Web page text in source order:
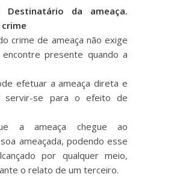
Destinatário da ameaça.
crime de ameaça não exige
presente quando a
efetuar a ameaça direta e
servir-se para o efeito de
a ameaça chegue ao
ameaçada, podendo esse
por qualquer meio,
o relato de um terceiro.